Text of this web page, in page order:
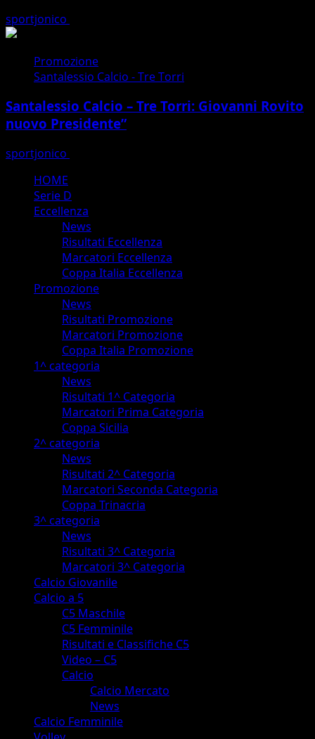
sportjonico
Promozione
Santalessio Calcio - Tre Torri
Santalessio Calcio – Tre Torri: Giovanni Rovito
nuovo Presidente”
sportjonico
Menu
principale
HOME
Serie D
Eccellenza
News
Risultati Eccellenza
Marcatori Eccellenza
Coppa Italia Eccellenza
Promozione
News
Risultati Promozione
Marcatori Promozione
Coppa Italia Promozione
1^ categoria
News
Risultati 1^ Categoria
Marcatori Prima Categoria
Coppa Sicilia
2^ categoria
News
Risultati 2^ Categoria
Marcatori Seconda Categoria
Coppa Trinacria
3^ categoria
News
Risultati 3^ Categoria
Marcatori 3^ Categoria
Calcio Giovanile
Calcio a 5
C5 Maschile
C5 Femminile
Risultati e Classifiche C5
Video – C5
Calcio
Calcio Mercato
News
Calcio Femminile